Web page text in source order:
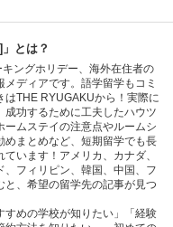
とは？
ングホリデー、海外在住者の
ディアです。語学留学もコミ
THE RYUGAKUから！実際に
功するために工夫したハウツ
ムステイの注意点やルームシ
めまとめなど、短期留学でも長
います！アメリカ、カナダ、
フィリピン、韓国、中国、フ
、希望の留学先の記事が見つ
すめの学校が知りたい」「経験